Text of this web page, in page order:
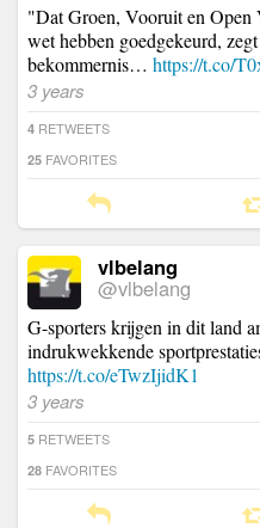
"Dat Groen, Vooruit en Open
wet hebben goedgekeurd,
bekommernis… https://t.co/
3 years
4 RETWEETS
25 FAVORITES
vlbelang
@vlbelang
G-sporters krijgen in dit land
indrukwekkende
https://t.co/eTwzIjidK1
3 years
5 RETWEETS
28 FAVORITES